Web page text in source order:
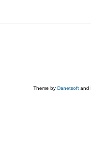
Theme by Danetsoft and